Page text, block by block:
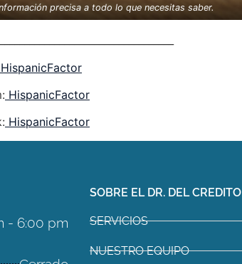
precisa a todo lo que necesitas saber.
HispanicFactor
HispanicFactor
HispanicFactor
- 6:00 pm
SOBRE EL DR. DEL CREDITO
SERVICIOS
NUESTRO EQUIPO